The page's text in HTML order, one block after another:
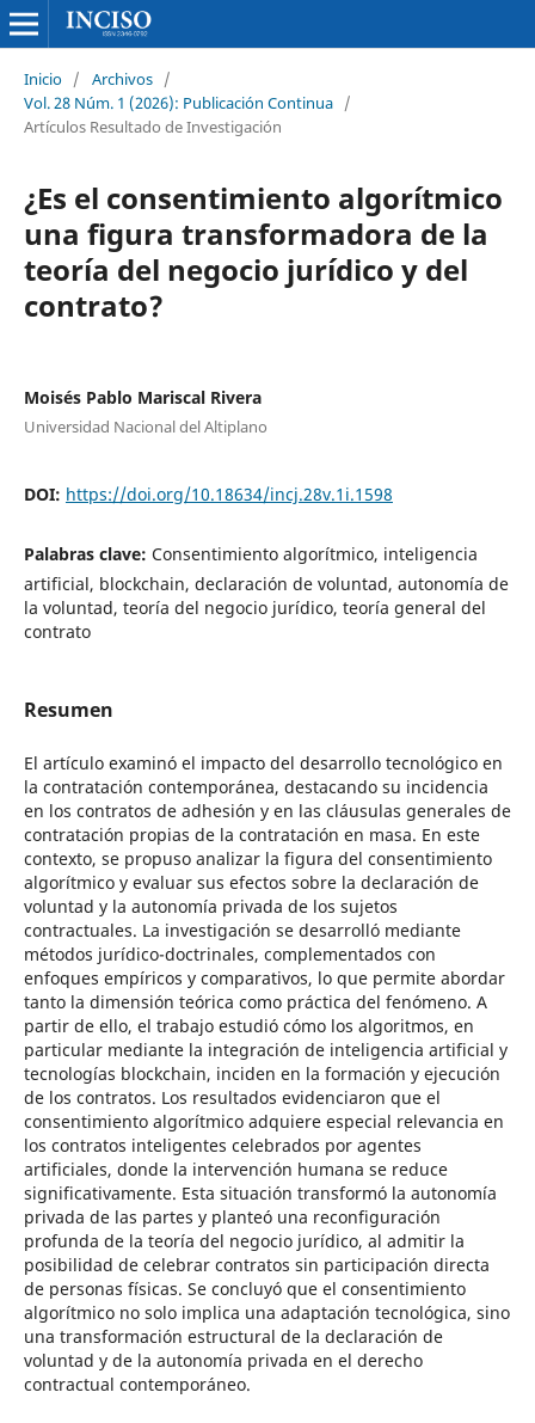
Inicio / Archivos /
Vol. 28 Núm. 1 (2026): Publicación Continua /
Artículos Resultado de Investigación
¿Es el consentimiento algorítmico
una figura transformadora de la
teoría del negocio jurídico y del
contrato?
Moisés Pablo Mariscal Rivera
Universidad Nacional del Altiplano
DOI: https://doi.org/10.18634/incj.28v.1i.1598
Palabras clave: Consentimiento algorítmico, inteligencia
artificial, blockchain, declaración de voluntad, autonomía de
la voluntad, teoría del negocio jurídico, teoría general del
contrato
Resumen
El artículo examinó el impacto del desarrollo tecnológico en
la contratación contemporánea, destacando su incidencia
en los contratos de adhesión y en las cláusulas generales de
contratación propias de la contratación en masa. En este
contexto, se propuso analizar la figura del consentimiento
algorítmico y evaluar sus efectos sobre la declaración de
voluntad y la autonomía privada de los sujetos
contractuales. La investigación se desarrolló mediante
métodos jurídico-doctrinales, complementados con
enfoques empíricos y comparativos, lo que permite abordar
tanto la dimensión teórica como práctica del fenómeno. A
partir de ello, el trabajo estudió cómo los algoritmos, en
particular mediante la integración de inteligencia artificial y
tecnologías blockchain, inciden en la formación y ejecución
de los contratos. Los resultados evidenciaron que el
consentimiento algorítmico adquiere especial relevancia en
los contratos inteligentes celebrados por agentes
artificiales, donde la intervención humana se reduce
significativamente. Esta situación transformó la autonomía
privada de las partes y planteó una reconfiguración
profunda de la teoría del negocio jurídico, al admitir la
posibilidad de celebrar contratos sin participación directa
de personas físicas. Se concluyó que el consentimiento
algorítmico no solo implica una adaptación tecnológica, sino
una transformación estructural de la declaración de
voluntad y de la autonomía privada en el derecho
contractual contemporáneo.